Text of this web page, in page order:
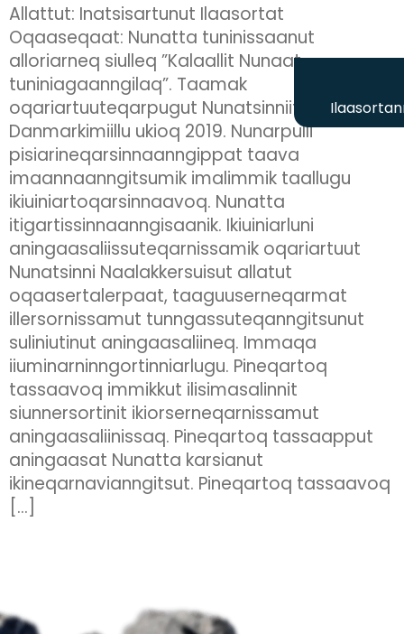
Allattut: Inatsisartunut Ilaasortat
Oqaaseqaat: Nunatta tuninissaanut
alloriarneq siulleq ”Kalaallit Nunaat
tuniniagaanngilaq”. Taamak
oqariartuuteqarpugut Nunatsinniit
Danmarkimiillu ukioq 2019. Nunarpulli
pisiarineqarsinnaanngippat taava
imaannaanngitsumik imalimmik taallugu
ikiuiniartoqarsinnaavoq. Nunatta
itigartissinnaanngisaanik. Ikiuiniarluni
aningaasaliissuteqarnissamik oqariartuut
Nunatsinni Naalakkersuisut allatut
oqaasertalerpaat, taaguuserneqarmat
illersornissamut tunngassuteqanngitsunut
suliniutinut aningaasaliineq. Immaqa
iiuminarninngortinniarlugu. Pineqartoq
tassaavoq immikkut ilisimasalinnit
siunnersortinit ikiorserneqarnissamut
aningaasaliinissaq. Pineqartoq tassaapput
aningaasat Nunatta karsianut
ikineqarnavianngitsut. Pineqartoq tassaavoq
[…]